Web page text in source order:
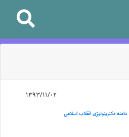
1393/11/02
دکترینولوژی انقلاب اسلامی